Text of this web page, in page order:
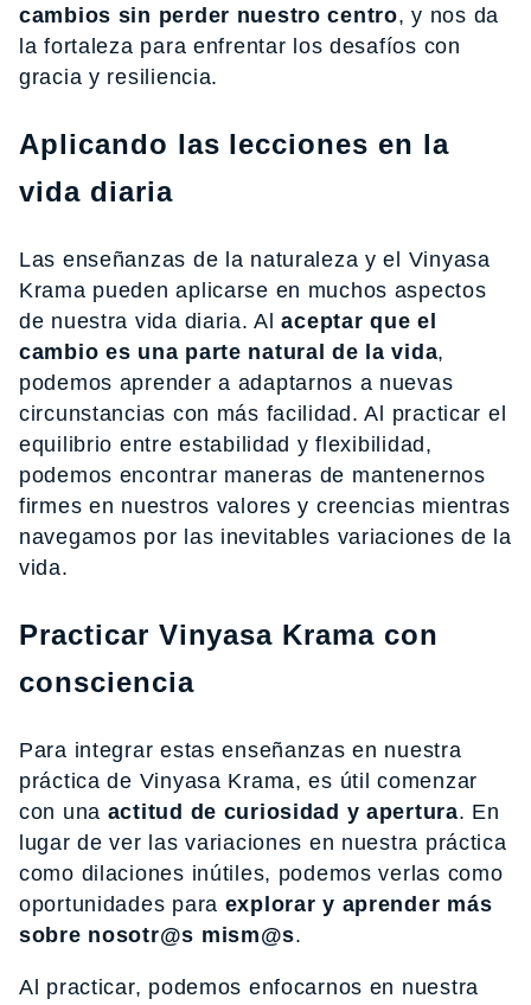
cambios sin perder nuestro centro, y nos da
la fortaleza para enfrentar los desafíos con
gracia y resiliencia.
Aplicando las lecciones en la
vida diaria
Las enseñanzas de la naturaleza y el Vinyasa
Krama pueden aplicarse en muchos aspectos
de nuestra vida diaria. Alaceptar que el
cambio es una parte natural de la vida,
podemos aprender a adaptarnos a nuevas
circunstancias con más facilidad. Al practicar el
equilibrio entre estabilidad y flexibilidad,
podemos encontrar maneras de mantenernos
firmes en nuestros valores y creencias mientras
navegamos por las inevitables variaciones de la
vida.
Practicar Vinyasa Krama con
consciencia
Para integrar estas enseñanzas en nuestra
práctica de Vinyasa Krama, es útil comenzar
con una actitud de curiosidad y apertura. En
lugar de ver las variaciones en nuestra práctica
como dilaciones inútiles, podemos verlas como
oportunidades para explorar y aprender más
sobre nosotr@s mism@s.
Al practicar, podemos enfocarnos en nuestra